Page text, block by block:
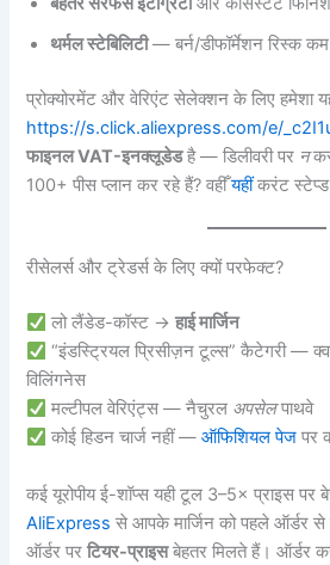
थर्मल स्टेबिलिटी— बर्न/डीफॉर्मेशन रिस्क कम
प्रोक्योरमेंट और वेरिएंट सेलेक्शन के लिए हमेशा
https://s.click.aliexpress.com/e/
फाइनल VAT-इनक्लूडेडहै — डिलीवरी पर न
100+ पीस प्लान कर रहे हैं? वहीँयहींकरंट स्टेप्ड
रीसेलर्स और ट्रेडर्स के लिए क्यों परफेक्ट?
लो लैंडेड-कॉस्ट →हाई मार्जिन
“इंडस्ट्रियल प्रिसीज़न टूल्स” कैटेगरी —
विलिंगनेस
मल्टीपल वेरिएंट्स — नैचुरल अपसेलपाथवे
कोई हिडन चार्ज नहीं —ऑफिशियल पेज पर
कई यूरोपीय ई-शॉप्स यही टूल 3–5× प्राइस पर
AliExpress से आपके मार्जिन को पहले ऑर्डर से
ऑर्डर परटियर-प्राइसबेहतर मिलते हैं। ऑर्डर